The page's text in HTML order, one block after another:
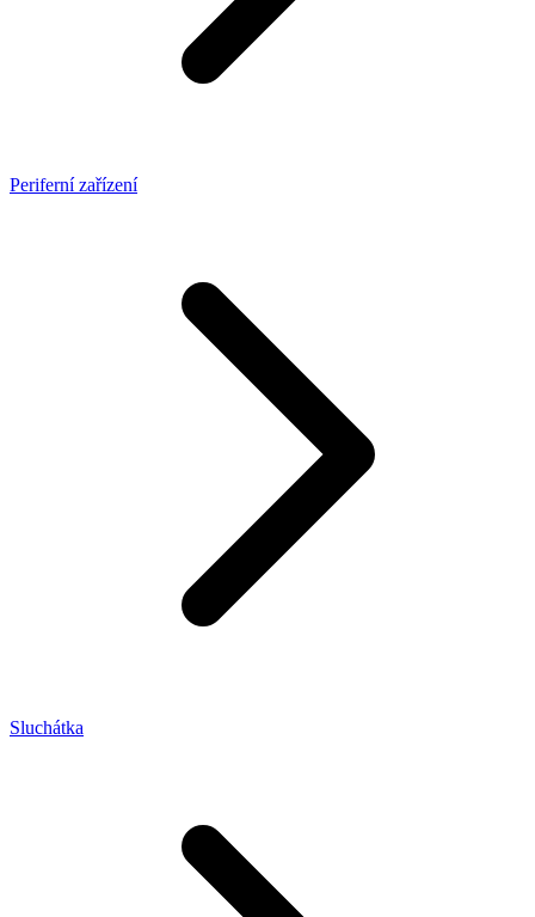
Periferní zařízení
Sluchátka